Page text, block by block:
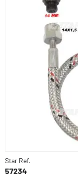
Star Ref.
57234